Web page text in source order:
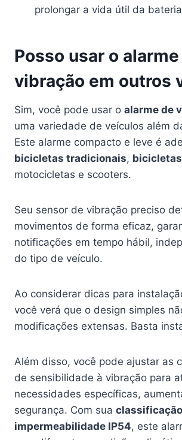
prolongar a vida útil da
Posso usar o
vibração em outros
Sim, você pode usar o alarme de
uma variedade de veículos além
Este alarme compacto e leve é
bicicletas tradicionais,
motocicletas e scooters.
Seu sensor de vibração preciso
movimentos de forma eficaz,
notificações em tempo hábil,
do tipo de veículo.
Ao considerar dicas para
você verá que o design simples
modificações extensas. Basta
Além disso, você pode ajustar as
de sensibilidade à vibração para
necessidades específicas,
segurança. Com sua
impermeabilidade IP54, este